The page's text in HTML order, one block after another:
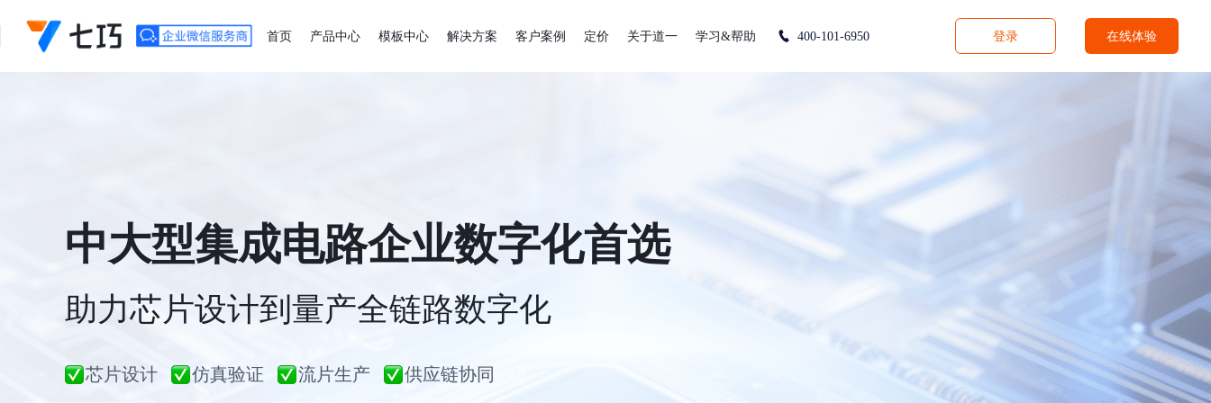
首页 产品中心 模板中心 解决方案 客户案例 定价 关于道一 学习&帮助 400-101-6950 登录 在线体验
中大型集成电路企业数字化首选
助力芯片设计到量产全链路数字化
芯片设计 仿真验证 流片生产 供应链协同